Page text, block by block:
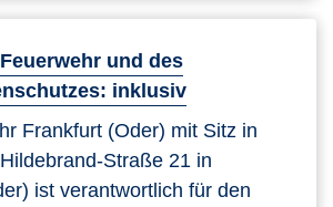
und des
inklusiv
Frankfurt (Oder) mit Sitz in
Straße 21 in
ist verantwortlich für den